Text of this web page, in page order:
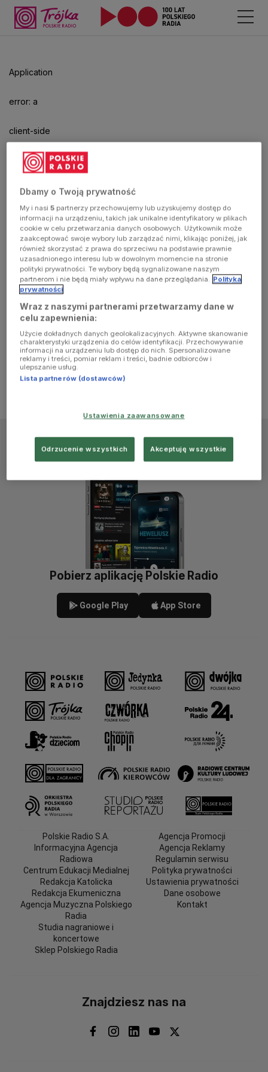
Application
error: a
client-side
exception
has
occurred
(see the
browser
console for
more
information)
aby
odtwarzać.
Pobierz aplikację Polskie Radio
Google Play App Store
Polskie Radio S.A.
Informacyjna Agencja
Radiowa
Centrum Edukacji Medialnej
Redakcja Katolicka
Redakcja Ekumeniczna
Agencja Muzyczna Polskiego
Radia
Studia nagraniowe i
koncertowe
Sklep Polskiego Radia
Agencja Promocji
Agencja Reklamy
Regulamin serwisu
Polityka prywatności
Ustawienia prywatności
Dane osobowe
Kontakt
Znajdziesz nas na
Dbamy o Twoją prywatność
My i nasi5 partnerzy przechowujemy lub uzyskujemy dostęp do
informacji na urządzeniu, takich jak unikalne identyfikatory w plikach
cookie w celu przetwarzania danych osobowych. Użytkownik może
zaakceptować swoje wybory lub zarządzać nimi, klikając poniżej, jak
również skorzystać z prawa do sprzeciwu na podstawie prawnie
uzasadnionego interesu lub w dowolnym momencie na stronie
polityki prywatności. Te wybory będą sygnalizowane naszym
partnerom i nie będą miały wpływu na dane przeglądania. Polityka
prywatności
Wraz z naszymi partnerami przetwarzamy dane w
celu zapewnienia:
Użycie dokładnych danych geolokalizacyjnych. Aktywne skanowanie
charakterystyki urządzenia do celów identyfikacji. Przechowywanie
informacji na urządzeniu lub dostęp do nich. Spersonalizowane
reklamy i treści, pomiar reklam i treści, badnie odbiorców i
ulepszanie usług.
Lista partnerów (dostawców)
Ustawienia zaawansowane
Odrzucenie wszystkich Akceptuję wszystkie